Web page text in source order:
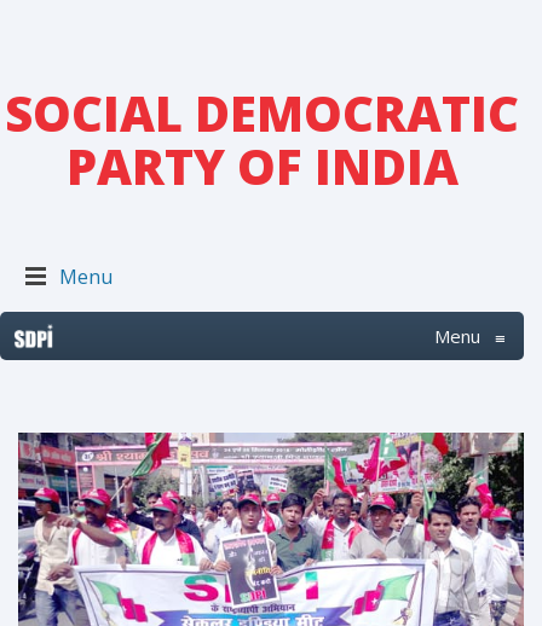
SOCIAL DEMOCRATIC
PARTY OF INDIA
Menu
Menu ≡